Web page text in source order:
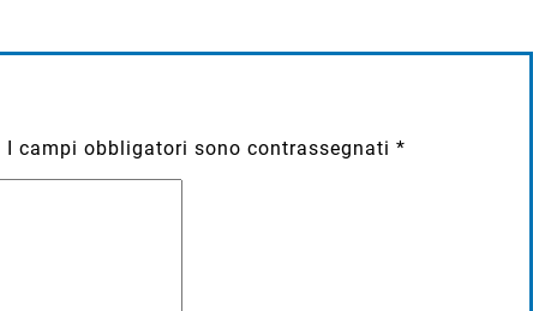
I campi obbligatori sono contrassegnati *